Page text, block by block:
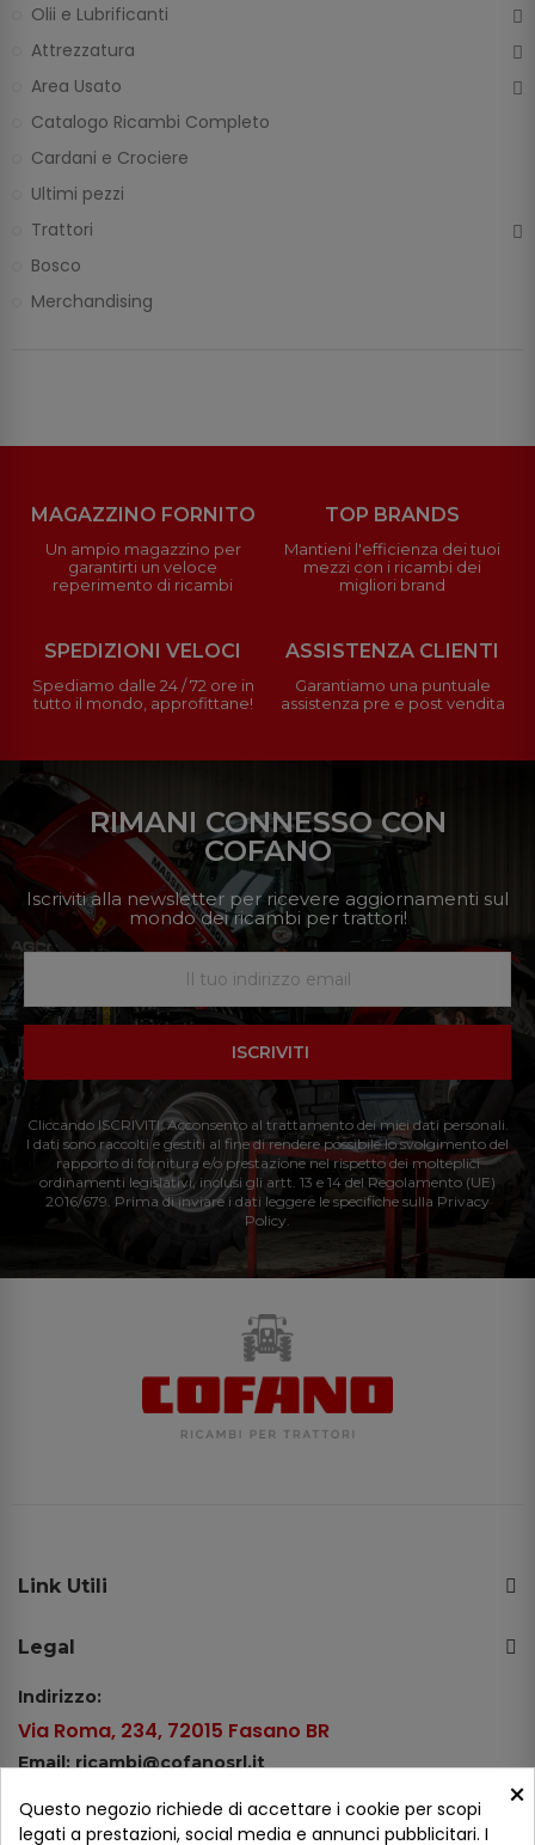
Olii e Lubrificanti
Attrezzatura
Area Usato
Catalogo Ricambi Completo
Cardani e Crociere
Ultimi pezzi
Trattori
Bosco
Merchandising
MAGAZZINO FORNITO
Un ampio magazzino per
garantirti un veloce
reperimento di ricambi
TOP BRANDS
Mantieni l'efficienza dei tuoi
mezzi con i ricambi dei
migliori brand
SPEDIZIONI VELOCI
Spediamo dalle 24 / 72 ore in
tutto il mondo, approfittane!
ASSISTENZA CLIENTI
Garantiamo una puntuale
assistenza pre e post vendita
RIMANI CONNESSO CON
COFANO
Iscriviti alla newsletter per ricevere aggiornamenti sul
mondo dei ricambi per trattori!
ISCRIVITI
Cliccando ISCRIVITI: Acconsento al trattamento dei miei dati personali.
I dati sono raccolti e gestiti al fine di rendere possibile lo svolgimento del
rapporto di fornitura e/o prestazione nel rispetto dei molteplici
ordinamenti legislativi, inclusi gli artt. 13 e 14 del Regolamento (UE)
2016/679. Prima di inviare i dati leggere le specifiche sulla Privacy
Policy.
Link Utili
Legal
Indirizzo:
Via Roma, 234, 72015 Fasano BR
Email: ricambi@cofanosrl.it
Tel.: +39 080 44 13 478
×
Questo negozio richiede di accettare i cookie per scopi
legati a prestazioni, social media e annunci pubblicitari. I